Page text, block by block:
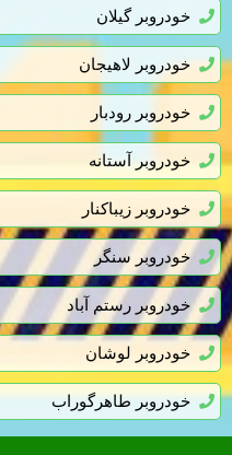
خودروبر گیلان
خودروبر لاهیجان
خودروبر رودبار
خودروبر آستانه
خودروبر زیباکنار
خودروبر سنگر
خودروبر رستم آباد
خودروبر لوشان
خودروبر طاهرگوراب